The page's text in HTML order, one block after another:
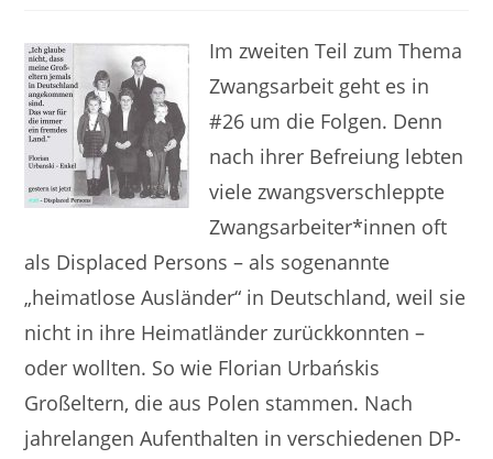
Im zweiten Teil zum Thema
Zwangsarbeit geht es in
#26 um die Folgen. Denn
nach ihrer Befreiung lebten
viele zwangsverschleppte
Zwangsarbeiter*innen oft
als Displaced Persons – als sogenannte
„heimatlose Ausländer“ in Deutschland, weil sie
nicht in ihre Heimatländer zurückkonnten –
oder wollten. So wie Florian Urbańskis
Großeltern, die aus Polen stammen. Nach
jahrelangen Aufenthalten in verschiedenen DP-